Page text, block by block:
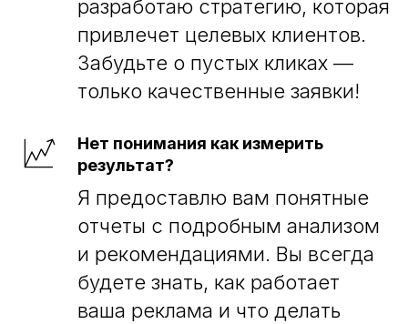
разработаю стратегию, которая
привлечет целевых клиентов.
Забудьте о пустых кликах —
только качественные заявки!
Нет понимания как измерить
результат?
Я предоставлю вам понятные
отчеты с подробным анализом
и рекомендациями. Вы всегда
будете знать, как работает
ваша реклама и что делать